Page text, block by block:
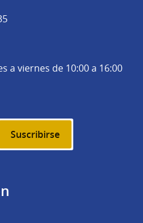
a viernes de 10:00 a 16:00